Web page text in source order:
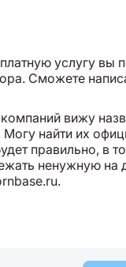
услугу вы
Сможете
вижу
найти их
правильно, в
ненужную